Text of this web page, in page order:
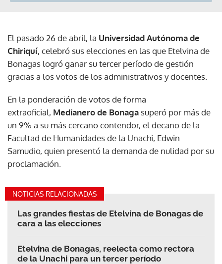
El pasado 26 de abril, la Universidad Autónoma de
Chiriquí, celebró sus elecciones en las que Etelvina de
Bonagas logró ganar su tercer período de gestión
gracias a los votos de los administrativos y docentes.
En la ponderación de votos de forma
extraoficial, Medianero de Bonaga superó por más de
un 9% a su más cercano contendor, el decano de la
Facultad de Humanidades de la Unachi, Edwin
Samudio, quien presentó la demanda de nulidad por su
proclamación.
NOTICIAS RELACIONADAS
Las grandes fiestas de Etelvina de Bonagas de
cara a las elecciones
Etelvina de Bonagas, reelecta como rectora
de la Unachi para un tercer período